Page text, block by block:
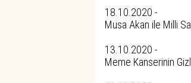
18.10.2020 -
Musa Akan ile Milli
13.10.2020 -
Meme Kanserinin